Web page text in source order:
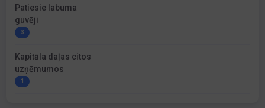
Patiesie labuma
guvēji
3
Kapitāla daļas citos
uzņēmumos
1